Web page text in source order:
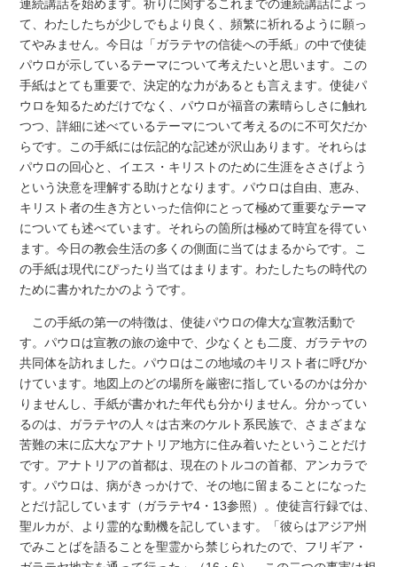
連続講話を始めます。祈りに関するこれまでの連続講話によっ
て、わたしたちが少しでもより良く、頻繁に祈れるように願っ
てやみません。今日は「ガラテヤの信徒への手紙」の中で使徒
パウロが示しているテーマについて考えたいと思います。この
手紙はとても重要で、決定的な力があるとも言えます。使徒パ
ウロを知るためだけでなく、パウロが福音の素晴らしさに触れ
つつ、詳細に述べているテーマについて考えるのに不可欠だか
らです。この手紙には伝記的な記述が沢山あります。それらは
パウロの回心と、イエス・キリストのために生涯をささげよう
という決意を理解する助けとなります。パウロは自由、恵み、
キリスト者の生き方といった信仰にとって極めて重要なテーマ
についても述べています。それらの箇所は極めて時宜を得てい
ます。今日の教会生活の多くの側面に当てはまるからです。こ
の手紙は現代にぴったり当てはまります。わたしたちの時代の
ために書かれたかのようです。
この手紙の第一の特徴は、使徒パウロの偉大な宣教活動で
す。パウロは宣教の旅の途中で、少なくとも二度、ガラテヤの
共同体を訪れました。パウロはこの地域のキリスト者に呼びか
けています。地図上のどの場所を厳密に指しているのかは分か
りませんし、手紙が書かれた年代も分かりません。分かってい
るのは、ガラテヤの人々は古来のケルト系民族で、さまざまな
苦難の末に広大なアナトリア地方に住み着いたということだけ
です。アナトリアの首都は、現在のトルコの首都、アンカラで
す。パウロは、病がきっかけで、その地に留まることになった
とだけ記しています（ガラテヤ4・13参照）。使徒言行録では、
聖ルカが、より霊的な動機を記しています。「彼らはアジア州
でみことばを語ることを聖霊から禁じられたので、フリギア・